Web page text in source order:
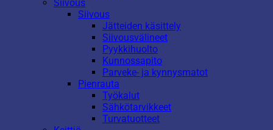
Siivous
Siivous
Jätteiden käsittely
Siivousvälineet
Pyykkihuolto
Kunnossapito
Parveke- ja kynnysmatot
Pienrauta
Työkalut
Sähkötarvikkeet
Turvatuotteet